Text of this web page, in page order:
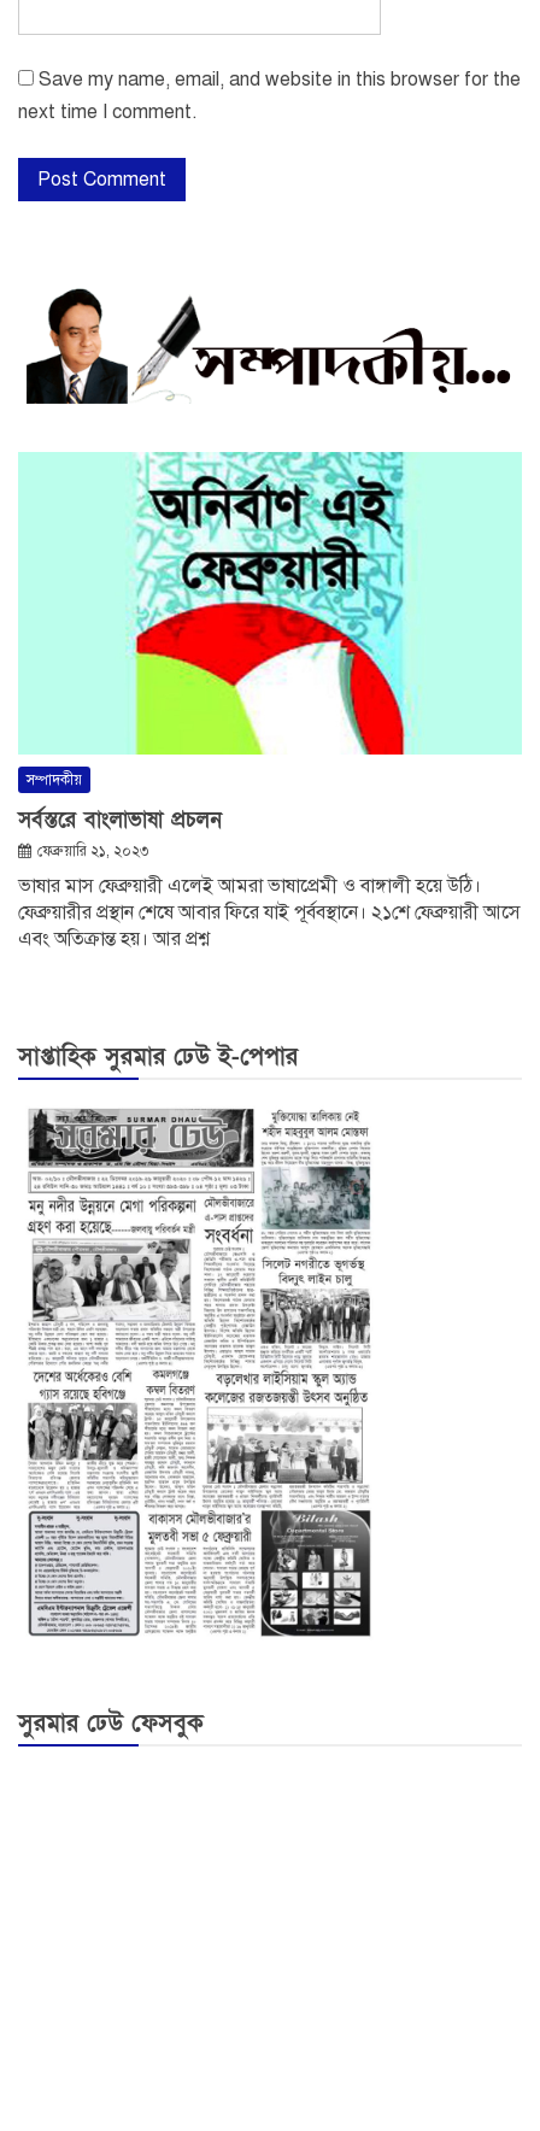
Save my name, email, and website in this browser for the
next time I comment.
সম্পাদকীয়
সর্বস্তরে বাংলাভাষা প্রচলন
ফেব্রুয়ারি ২১, ২০২৩
ভাষার মাস ফেব্রুয়ারী এলেই আমরা ভাষাপ্রেমী ও বাঙ্গালী হয়ে উঠি।
ফেব্রুয়ারীর প্রস্থান শেষে আবার ফিরে যাই পূর্ববস্থানে। ২১শে ফেব্রুয়ারী আসে
এবং অতিক্রান্ত হয়। আর প্রশ্ন
সাপ্তাহিক সুরমার ঢেউ ই-পেপার
সুরমার ঢেউ ফেসবুক